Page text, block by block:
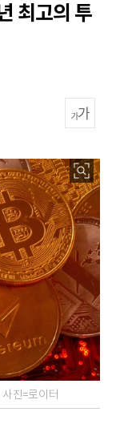
최고의 투
진=로이터